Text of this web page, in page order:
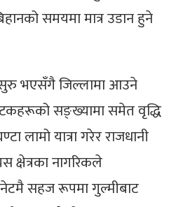
समयमा मात्र उडान हुने
सुरु भएसँगै जिल्लामा आउने
सङ्ख्यामा समेत वृद्धि
लामो यात्रा गरेर राजधानी
क्षेत्रका नागरिकले
सहज रूपमा गुल्मीबाट